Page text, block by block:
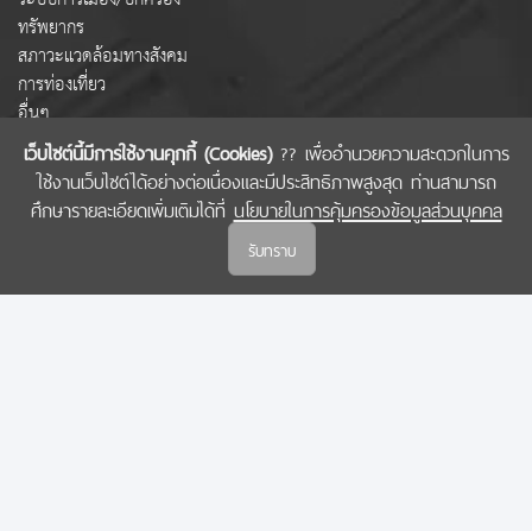
เว็บไซต์นี้มีการใช้งานคุกกี้ (Cookies)?? เพื่ออำนวยความสะดวกในการ
ใช้งานเว็บไซต์ได้อย่างต่อเนื่องและมีประสิทธิภาพสูงสุด ท่านสามารถ
ศึกษารายละเอียดเพิ่มเติมได้ที่ นโยบายในการคุ้มครองข้อมูลส่วนบุคคล
รับทราบ
ทรัพยากร
สภาวะแวดล้อมทางสังคม
การท่องเที่ยว
อื่นๆ
COPYRIGHT © 2022 สำนักงานคณะกรรมการส่งเสริมวิทยาศาสตร์ วิจัยและนวัตกรรม
(สกสว.)
นโยบายในการคุ้มครองข้อมูลส่วนบุคคล